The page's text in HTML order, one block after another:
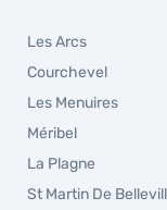
Les Arcs
Courchevel
Les Menuires
Méribel
La Plagne
St Martin De